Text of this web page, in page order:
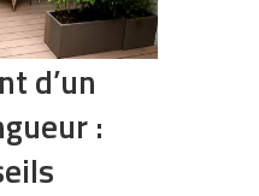
d’un
: